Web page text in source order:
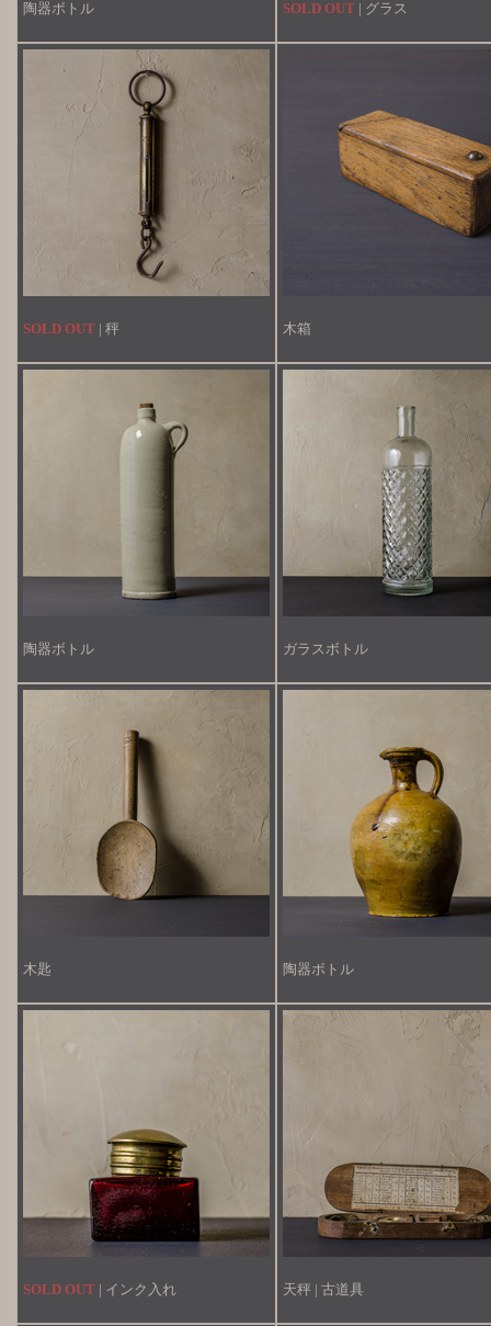
陶器ボトル SOLD OUT | グラス
SOLD OUT | 秤 木箱
陶器ボトル ガラスボトル
木匙 陶器ボトル
SOLD OUT | インク入れ 天秤 | 古道具